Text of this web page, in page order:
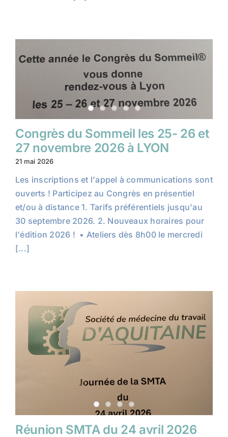
Congrès du Sommeil les 25- 26 et
27 novembre 2026 à LYON
21 mai 2026
Les inscriptions et l'appel à communications sont
ouverts ! Participez au Congrès en présentiel
et/ou à distance 1. Tarifs préférentiels jusqu'au
30 septembre 2026. 2. Nouveaux horaires pour
l'édition 2026 ! • Ateliers dès 8h00 le mercredi
[...]
Réunion SMTA du 24 avril 2026